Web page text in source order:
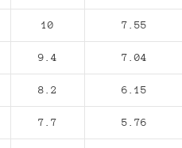
10 7.55
9.4 7.04
8.2 6.15
7.7 5.76